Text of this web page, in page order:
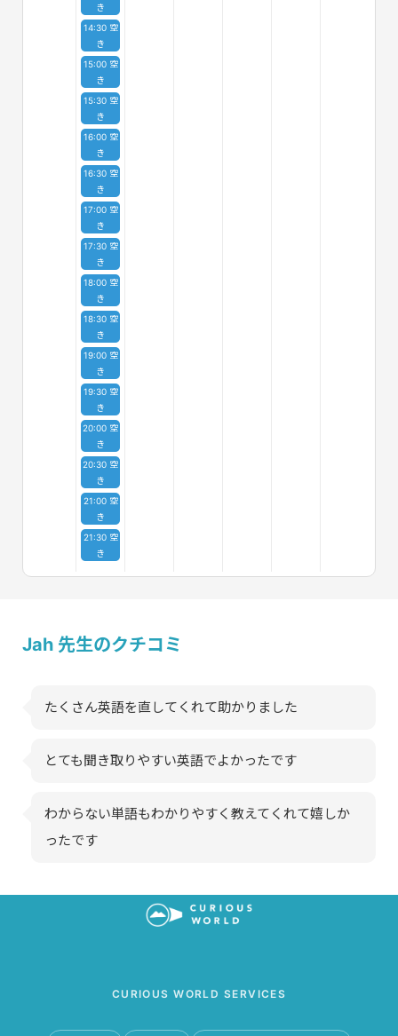
き
14:30 空
き
15:00 空
き
15:30 空
き
16:00 空
き
16:30 空
き
17:00 空
き
17:30 空
き
18:00 空
き
18:30 空
き
19:00 空
き
19:30 空
き
20:00 空
き
20:30 空
き
21:00 空
き
21:30 空
き
Jah 先生のクチコミ
たくさん英語を直してくれて助かりました
とても聞き取りやすい英語でよかったです
わからない単語もわかりやすく教えてくれて嬉しか
ったです
CURIOUS WORLD SERVICES